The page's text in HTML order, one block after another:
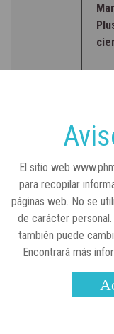
25 de marzo, 2023
la
El sitio web
para recopilar
páginas web. No se
de carácter
también puede
Encontrará más